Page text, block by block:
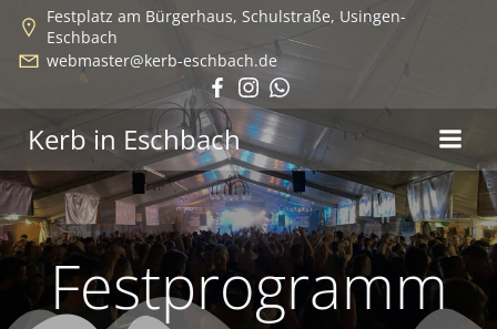
Zum
Inhalt
springen
Festplatz am Bürgerhaus, Schulstraße, Usingen-
Eschbach
webmaster@kerb-eschbach.de
Kerb in Eschbach
Festprogramm